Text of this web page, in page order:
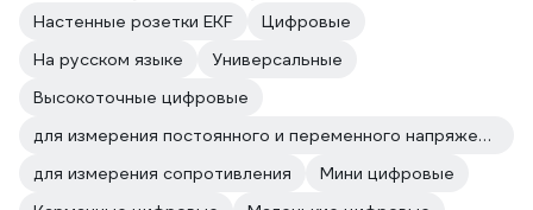
Настенные розетки EKF
Цифровые
На русском языке
Универсальные
Высокоточные цифровые
для измерения постоянного и переменного напряжения
для измерения сопротивления
Мини цифровые